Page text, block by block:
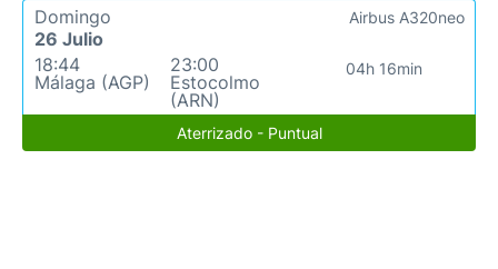
Domingo
26 Julio
18:44
Málaga (AGP)
23:00
Estocolmo
(ARN)
04h 16min
Airbus A320neo
Aterrizado - Puntual